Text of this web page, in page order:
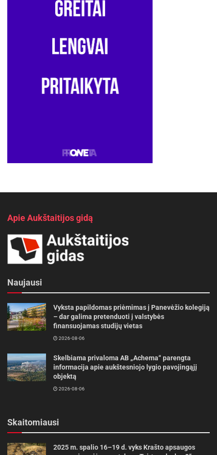
Apie Aukštaitijos gidą
Naujausi
Vyksta papildomas priėmimas į Panevėžio kolegiją
– dar galima pretenduoti į valstybės
finansuojamas studijų vietas
2026-08-06
Skelbiama privaloma AB „Achema“ parengta
informacija apie aukštesniojo lygio pavojingąjį
objektą
2026-08-06
Skaitomiausi
2025 m. spalio 16–19 d. vyks Krašto apsaugos